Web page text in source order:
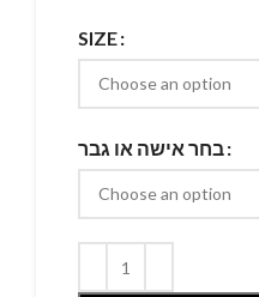
SIZE
בחר אישה או גבר